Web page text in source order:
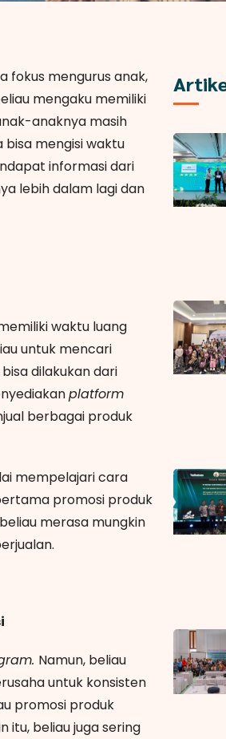
fokus mengurus anak,
mengaku memiliki
anaknya masih
bisa mengisi waktu
informasi dari
lebih dalam lagi dan
waktu luang
untuk mencari
dilakukan dari
platform
berbagai produk
mempelajari cara
promosi produk
merasa mungkin
Namun, beliau
untuk konsisten
promosi produk
itu, beliau juga sering